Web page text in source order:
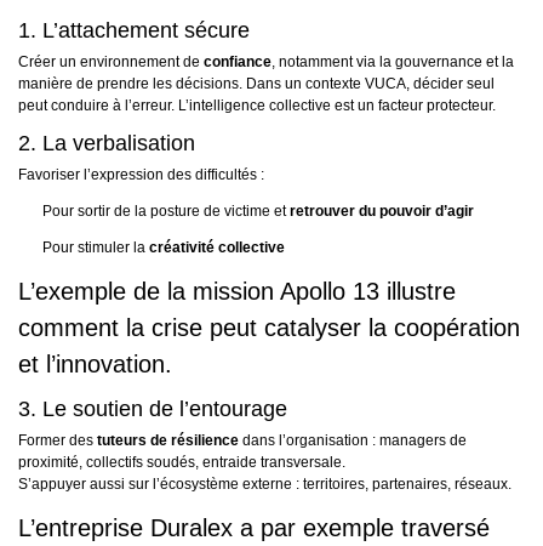
1. L’attachement sécure
Créer un environnement de confiance, notamment via la gouvernance et la
manière de prendre les décisions. Dans un contexte VUCA, décider seul
peut conduire à l’erreur. L’intelligence collective est un facteur protecteur.
2. La verbalisation
Favoriser l’expression des difficultés :
Pour sortir de la posture de victime etretrouver du pouvoir d’agir
Pour stimuler la créativité collective
L’exemple de la mission Apollo 13 illustre
comment la crise peut catalyser la coopération
et l’innovation.
3. Le soutien de l’entourage
Former des tuteurs de résilience dans l’organisation : managers de
proximité, collectifs soudés, entraide transversale.
S’appuyer aussi sur l’écosystème externe : territoires, partenaires, réseaux.
L’entreprise Duralex a par exemple traversé